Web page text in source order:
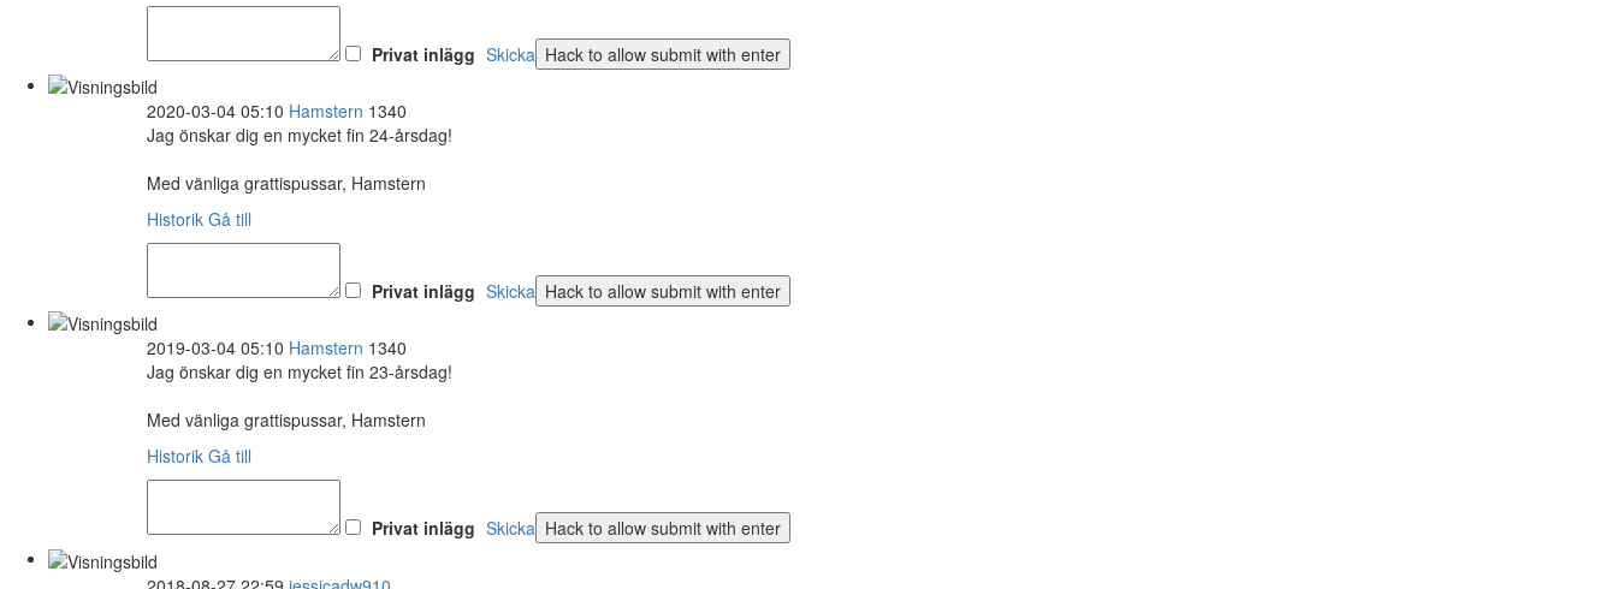
Privat inlägg Skicka
2020-03-04 05:10 Hamstern 1340
Jag önskar dig en mycket fin 24-årsdag!
Med vänliga grattispussar, Hamstern
Historik Gå till
Privat inlägg Skicka
2019-03-04 05:10 Hamstern 1340
Jag önskar dig en mycket fin 23-årsdag!
Med vänliga grattispussar, Hamstern
Historik Gå till
Privat inlägg Skicka